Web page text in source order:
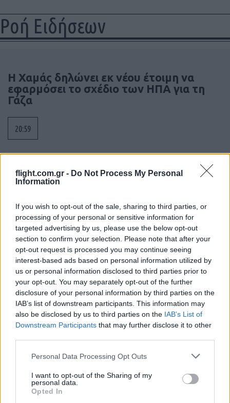
flight.com.gr - Do Not Process My Personal
Information
If you wish to opt-out of the sale, sharing to third parties, or
processing of your personal or sensitive information for
targeted advertising by us, please use the below opt-out
section to confirm your selection. Please note that after your
opt-out request is processed you may continue seeing
interest-based ads based on personal information utilized by
us or personal information disclosed to third parties prior to
your opt-out. You may separately opt-out of the further
disclosure of your personal information by third parties on the
IAB’s list of downstream participants. This information may
also be disclosed by us to third parties on the IAB’s List of
Downstream Participants that may further disclose it to other
Please note that this website/app uses one or more Google
not limited to your visit or usage behaviour. You may click to
grant or deny consent to Google and its third-party tags to
use your data for below specified purposes in below Google
Personal Data Processing Opt Outs
I want to opt-out of the Sharing of my
personal data.
Opted In
Ροή Ειδήσεων
Η Χαμάς δηλώνει εκ νέου έτοιμη να
εφαρμόσει το σχέδιο των ΗΠΑ για τη
Γάζα
20:59
Συντριβή Sikorsky CH-54A Tarhe σε
αεροπυρόσβεση στη Γιούτα
20:40
ΣΑΝ ΣΗΜΕΡΑ – 8 Αυγούστου 1588:
Ναυμαχία του Gravelines, η μεγάλη
ισπανική αρμάδα σκορπίζει
20:01
Οι Ινδοί πήγαν Pitch Black 26 με μια